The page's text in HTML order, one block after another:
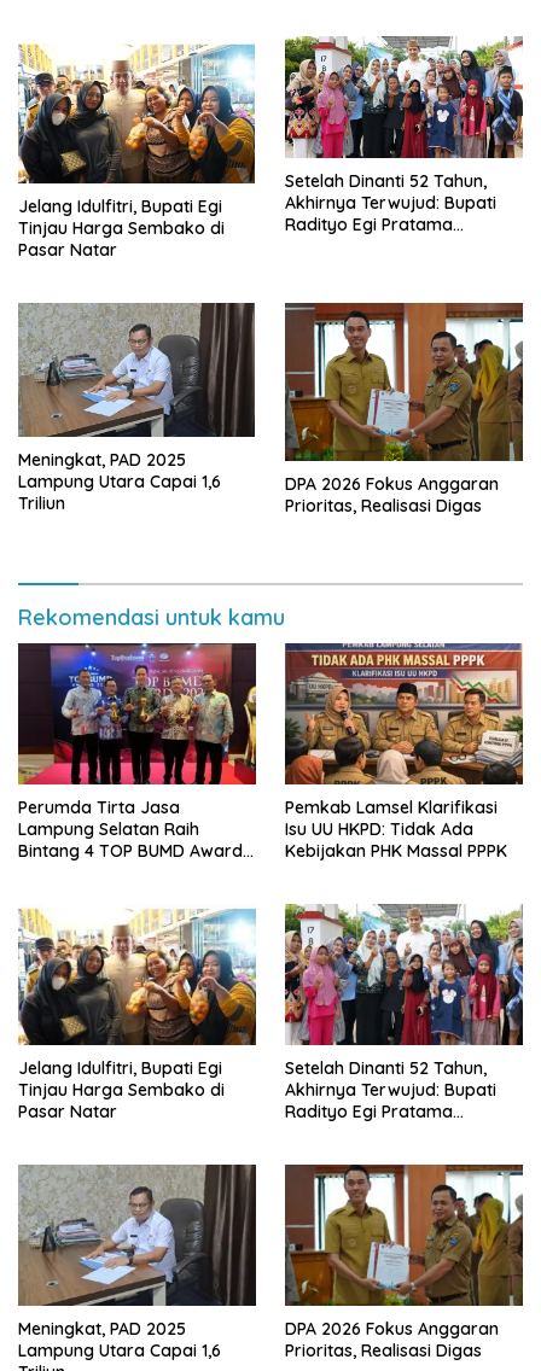
Jelang Idulfitri, Bupati Egi
Tinjau Harga Sembako di
Pasar Natar
Setelah Dinanti 52 Tahun,
Akhirnya Terwujud: Bupati
Radityo Egi Pratama
Meningkat, PAD 2025
Lampung Utara Capai 1,6
Triliun
DPA 2026 Fokus Anggaran
Prioritas, Realisasi Digas
Rekomendasi untuk kamu
Perumda Tirta Jasa
Lampung Selatan Raih
Bintang 4 TOP BUMD Awards
Pemkab Lamsel Klarifikasi
Isu UU HKPD: Tidak Ada
Kebijakan PHK Massal PPPK
Jelang Idulfitri, Bupati Egi
Tinjau Harga Sembako di
Pasar Natar
Setelah Dinanti 52 Tahun,
Akhirnya Terwujud: Bupati
Radityo Egi Pratama
Meningkat, PAD 2025
Lampung Utara Capai 1,6
DPA 2026 Fokus Anggaran
Prioritas, Realisasi Digas